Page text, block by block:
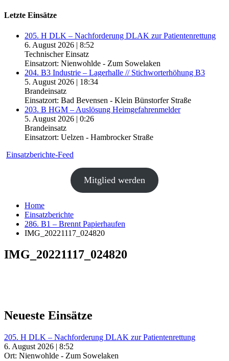
Letzte Einsätze
205. H DLK – Nachforderung DLAK zur Patientenrettung
6. August 2026 | 8:52
Technischer Einsatz
Einsatzort: Nienwohlde - Zum Sowelaken
204. B3 Industrie – Lagerhalle // Stichworterhöhung B3
5. August 2026 | 18:34
Brandeinsatz
Einsatzort: Bad Bevensen - Klein Bünstorfer Straße
203. B HGM – Auslösung Heimgefahrenmelder
5. August 2026 | 0:26
Brandeinsatz
Einsatzort: Uelzen - Hambrocker Straße
Einsatzberichte-Feed
Mitglied werden
Home
Einsatzberichte
286. B1 – Brennt Papierhaufen
IMG_20221117_024820
IMG_20221117_024820
Neueste Einsätze
205. H DLK – Nachforderung DLAK zur Patientenrettung
6. August 2026 | 8:52
Ort: Nienwohlde - Zum Sowelaken